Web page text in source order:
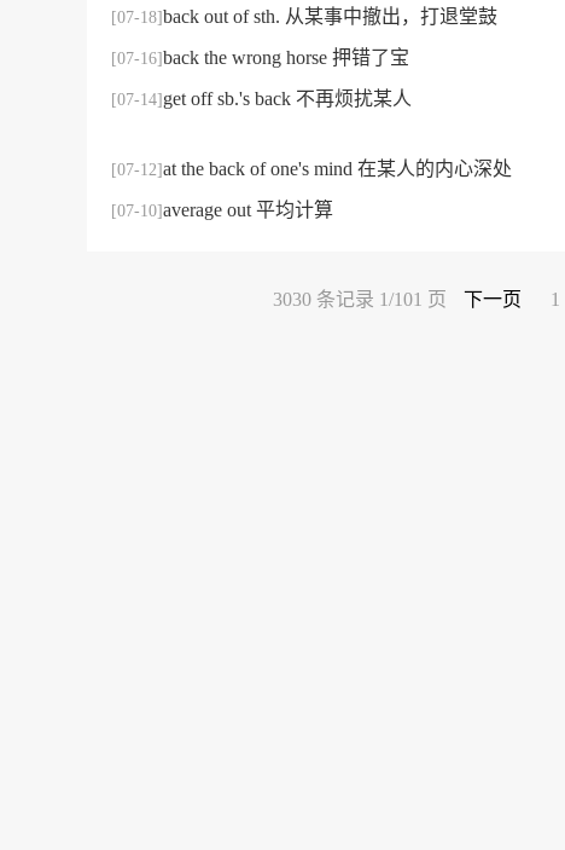
[07-18]back out of sth. 从某事中撤出，打退堂鼓
[07-16]back the wrong horse 押错了宝
[07-14] get off sb.'s back 不再烦扰某人
[07-12]at the back of one's mind 在某人的内心深处
[07-10]average out 平均计算
3030 条记录 1/101 页 下一页 1